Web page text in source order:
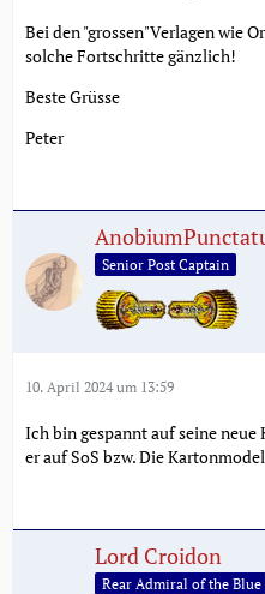
Bei den "grossen"Verlagen wie
solche Fortschritte gänzlich!
Beste Grüsse
Peter
Senior Post Captain
10. April 2024 um 13:59
Ich bin gespannt auf seine
er auf SoS bzw. Die
Lord Croidon
Rear Admiral of the Blue